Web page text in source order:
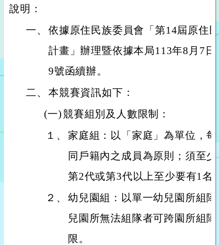
說明：
一、 依據原住民族委員會「第14屆原住
計畫」辦理暨依據本局113年8月7
9號函續辦。
二、 本競賽資訊如下：
(一)競賽組別及人數限制：
１、
家庭組：以「家庭」為單位，
同戶籍內之成員為原則；須至
第2代或第3代以上至少要有1名
２、 幼兒園組：以單一幼兒園所組
兒園所無法組隊者可跨園所組
限。